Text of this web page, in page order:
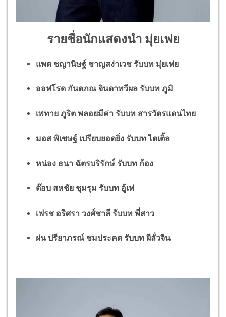
รายชื่อนักแสดงนำ มุ่ยเฟย
แพต ชญานิษฐ์ ชาญสง่าเวช รับบท มุ่ยเฟย
ออฟโรด กันตภณ จินดาทวีผล รับบท ภูมิ
เพทาย ภูริต พลอยมีค่า รับบท สารวัตรแดนไทย
มอส พิเชษฐ์ เปรียบยอดยิ่ง รับบท ไตเติ้ล
หน่อง ธนา ฉัตรบริรักษ์ รับบท ก้อง
ต๊อบ สหชัย ชุมรุม รับบท อู้เฟ
เฟรช อริศรา วงศ์ชาลี รับบท พี่สาว
ฝน ปรียาภรณ์ ชมประคต รับบท ผีลั่วจิน